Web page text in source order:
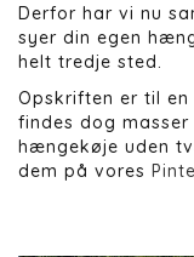
Derfor har vi nu
syer din egen
helt tredje sted.
Opskriften er til
findes dog
hængekøje uden
dem på vores